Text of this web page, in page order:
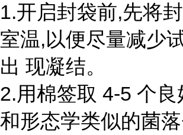
1.开启封袋前,先将
室温,以便尽量减少
出 现凝结。
2.用棉签取 4-5 个良
和形态学类似的菌